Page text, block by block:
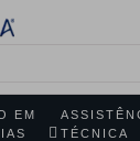
EM
TÉCNICA